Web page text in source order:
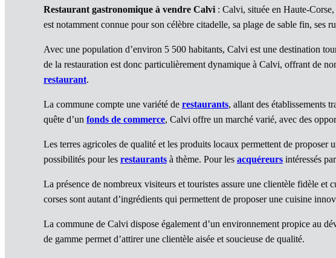
Restaurant gastronomique à vendre Calvi : Calvi, située en Haute-
est notamment connue pour son célèbre citadelle, sa plage de sable fin, ses
Avec une population d’environ 5 500 habitants, Calvi est une destination
de la restauration est donc particulièrement dynamique à Calvi, offrant de
restaurant.
La commune compte une variété de restaurants, allant des établissements
quête d’un fonds de commerce, Calvi offre un marché varié, avec des
Les terres agricoles de qualité et les produits locaux permettent de
possibilités pour les restaurants à thème. Pour les acquéreurs intéressés
La présence de nombreux visiteurs et touristes assure une clientèle fidèle
corses sont autant d’ingrédients qui permettent de proposer une cuisine
La commune de Calvi dispose également d’un environnement propice au
de gamme permet d’attirer une clientèle aisée et soucieuse de qualité.